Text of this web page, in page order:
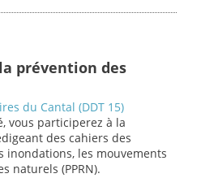
prévention des
du Cantal (DDT 15)
vous participerez à la
des cahiers des
les mouvements
naturels (PPRN).